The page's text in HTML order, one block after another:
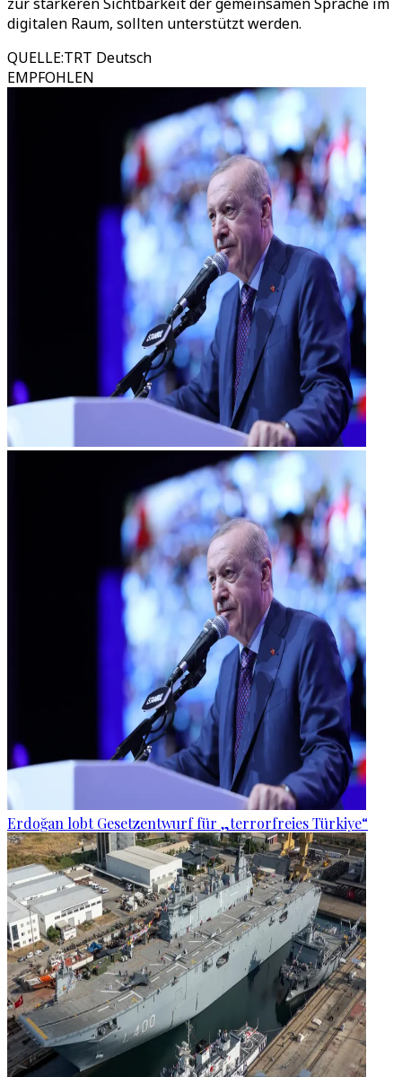
digitalen Raum, sollten unterstützt werden.
QUELLE:TRT Deutsch
EMPFOHLEN
Erdoğan lobt Gesetzentwurf für „terrorfreies Türkiye“